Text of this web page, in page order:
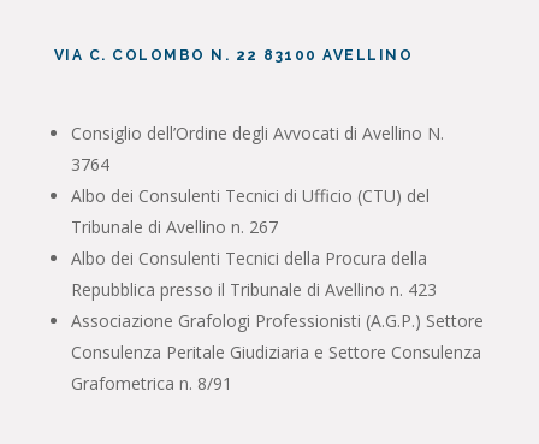
VIA C. COLOMBO N. 22 83100 AVELLINO
Consiglio dell’Ordine degli Avvocati di Avellino N.
3764
Albo dei Consulenti Tecnici di Ufficio (CTU) del
Tribunale di Avellino n. 267
Albo dei Consulenti Tecnici della Procura della
Repubblica presso il Tribunale di Avellino n. 423
Associazione Grafologi Professionisti (A.G.P.) Settore
Consulenza Peritale Giudiziaria e Settore Consulenza
Grafometrica n. 8/91